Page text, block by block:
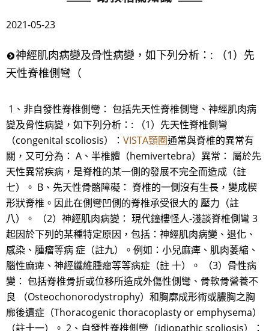
2021-05-23
神經肌肉病變及骨性病變，如下列分析：: （1）先
天性脊椎側彎（
1、非自發性脊椎側彎： 包括先天性脊椎側彎、神經肌肉病
變及骨性病變，如下列分析：: （1）先天性脊椎側彎
（congenital scoliosis）： VISTA頸圈通常與脊椎的異常有
關，又可分為： A、半椎體（hemivertebra）異常： 屬於先
天性異常疾病，是脊椎的某一側的發展不完全而造成（註
七）。 B、先天性骨骼障礙： 脊椎的一側沒有生長，變成楔
形狀脊椎。因此在側彎凹側的脊椎承受很大的 壓力（註
八）。 （2）神經肌肉病變： 現代鐘樓怪人-淺談脊椎側彎 3
起因於下列的某種特定原因，包括：神經肌肉病變、退化、
感染、腫瘤等病 症（註九）。例如：小兒麻痺、肌肉萎縮、
腦性麻痺、神經纖維腫瘤等等病症（註 十）。 （3）骨性病
變： 包括脊椎骨折或位移所造成外傷性側彎、骨軟骨營養不
良 （Osteochonorodystrophy）和胸廓成形術或膿胸之胸
廓後遺症（Thoracogenic thoracoplasty or emphysema）
（註十一）。 2、自發性脊椎側彎（idiopathic scoliosis）：